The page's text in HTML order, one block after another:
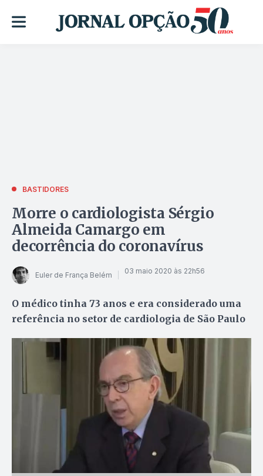
BASTIDORES
Morre o cardiologista Sérgio
Almeida Camargo em
decorrência do coronavírus
Euler de França Belém 03 maio 2020 às 22h56
O médico tinha 73 anos e era considerado uma
referência no setor de cardiologia de São Paulo